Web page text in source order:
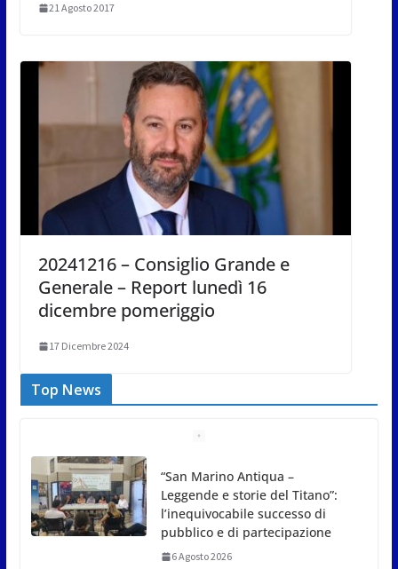
21 Agosto 2017
20241216 – Consiglio Grande e
Generale – Report lunedì 16
dicembre pomeriggio
17 Dicembre 2024
Top News
Meno asfalto, più alberi: San
Marino punta sulla
depavimentazione per
contrastare caldo e rischio
idrogeologico